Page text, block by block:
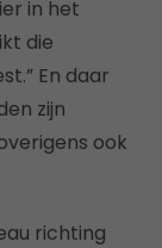
in het
die
En daar
zijn
ook
richting